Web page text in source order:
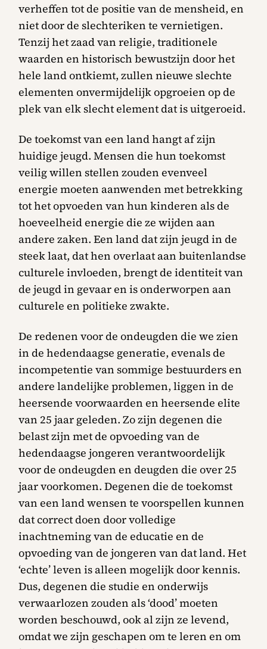
verheffen tot de positie van de mensheid, en
niet door de slechteriken te vernietigen.
Tenzij het zaad van religie, traditionele
waarden en historisch bewustzijn door het
hele land ontkiemt, zullen nieuwe slechte
elementen onvermijdelijk opgroeien op de
plek van elk slecht element dat is uitgeroeid.
De toekomst van een land hangt af zijn
huidige jeugd. Mensen die hun toekomst
veilig willen stellen zouden evenveel
energie moeten aanwenden met betrekking
tot het opvoeden van hun kinderen als de
hoeveelheid energie die ze wijden aan
andere zaken. Een land dat zijn jeugd in de
steek laat, dat hen overlaat aan buitenlandse
culturele invloeden, brengt de identiteit van
de jeugd in gevaar en is onderworpen aan
culturele en politieke zwakte.
De redenen voor de ondeugden die we zien
in de hedendaagse generatie, evenals de
incompetentie van sommige bestuurders en
andere landelijke problemen, liggen in de
heersende voorwaarden en heersende elite
van 25 jaar geleden. Zo zijn degenen die
belast zijn met de opvoeding van de
hedendaagse jongeren verantwoordelijk
voor de ondeugden en deugden die over 25
jaar voorkomen. Degenen die de toekomst
van een land wensen te voorspellen kunnen
dat correct doen door volledige
inachtneming van de educatie en de
opvoeding van de jongeren van dat land. Het
‘echte’ leven is alleen mogelijk door kennis.
Dus, degenen die studie en onderwijs
verwaarlozen zouden als ‘dood’ moeten
worden beschouwd, ook al zijn ze levend,
omdat we zijn geschapen om te leren en om